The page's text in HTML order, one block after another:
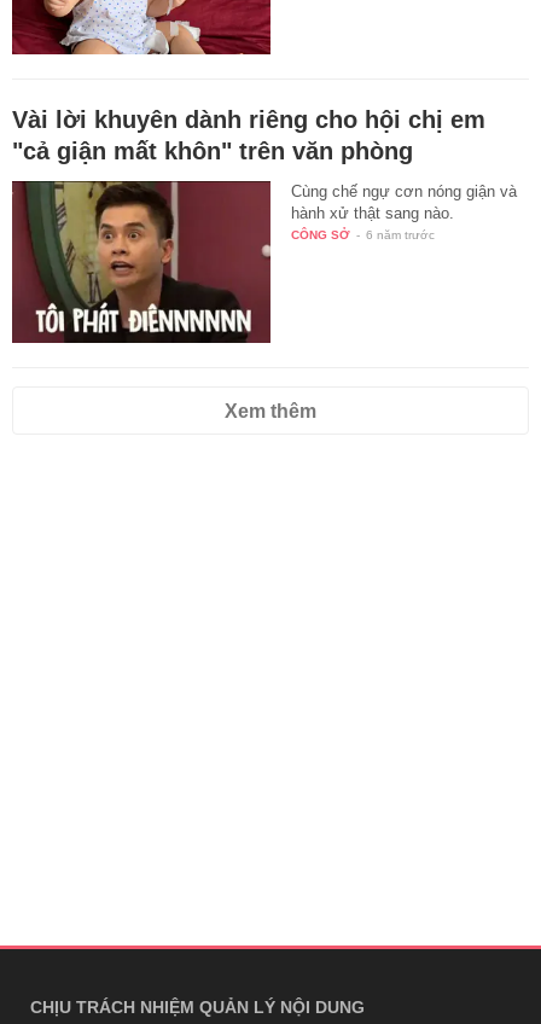
Vài lời khuyên dành riêng cho hội chị em
"cả giận mất khôn" trên văn phòng
Cùng chế ngự cơn nóng giận và
hành xử thật sang nào.
CÔNG SỞ - 6 năm trước
Xem thêm
CHỊU TRÁCH NHIỆM QUẢN LÝ NỘI DUNG